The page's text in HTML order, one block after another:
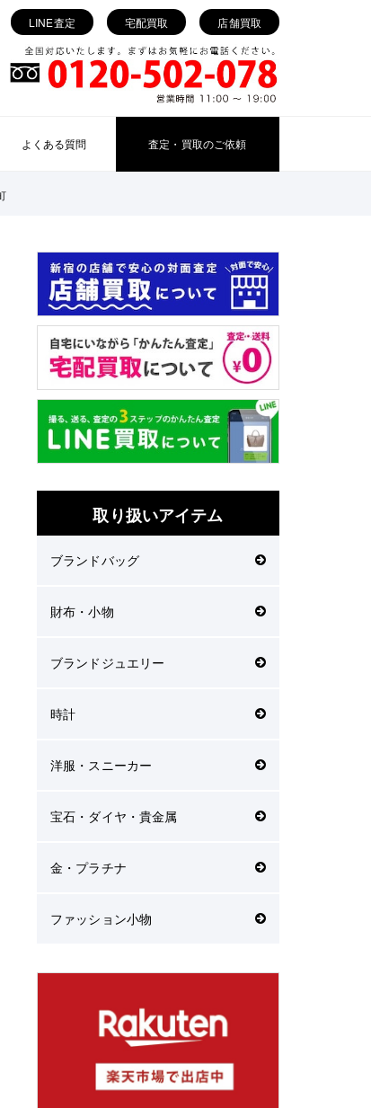
LINE査定 宅配買取 店舗買取
よくある質問 査定・買取のご依頼
取り扱いアイテム
ブランドバッグ
財布・小物
ブランドジュエリー
時計
洋服・スニーカー
宝石・ダイヤ・貴金属
金・プラチナ
ファッション小物